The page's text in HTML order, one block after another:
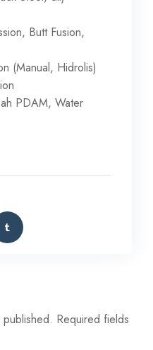
Butt Fusion,
(Manual, Hidrolis)
PDAM, Water
Required fields